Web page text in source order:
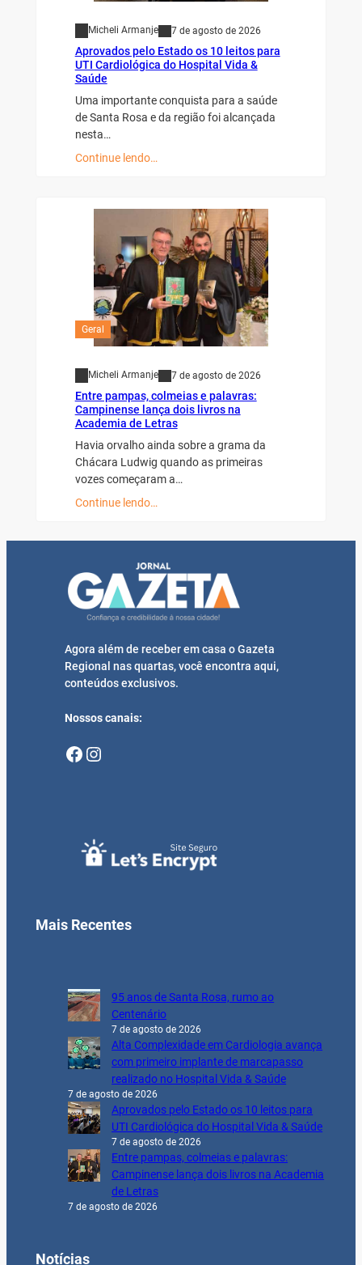
Micheli Armanje 7 de agosto de 2026
Aprovados pelo Estado os 10 leitos para
UTI Cardiológica do Hospital Vida &
Saúde
Uma importante conquista para a saúde
de Santa Rosa e da região foi alcançada
nesta…
Continue lendo…
Geral
Micheli Armanje 7 de agosto de 2026
Entre pampas, colmeias e palavras:
Campinense lança dois livros na
Academia de Letras
Havia orvalho ainda sobre a grama da
Chácara Ludwig quando as primeiras
vozes começaram a…
Continue lendo…
Agora além de receber em casa o Gazeta
Regional nas quartas, você encontra aqui,
conteúdos exclusivos.
Nossos canais:
Facebook Instagram
Mais Recentes
95 anos de Santa Rosa, rumo ao
Centenário
7 de agosto de 2026
Alta Complexidade em Cardiologia avança
com primeiro implante de marcapasso
realizado no Hospital Vida & Saúde
7 de agosto de 2026
Aprovados pelo Estado os 10 leitos para
UTI Cardiológica do Hospital Vida & Saúde
7 de agosto de 2026
Entre pampas, colmeias e palavras:
Campinense lança dois livros na Academia
de Letras
7 de agosto de 2026
Notícias